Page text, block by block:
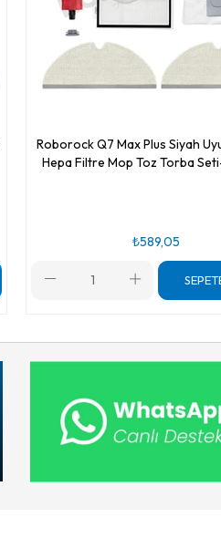
Roborock Q7 Max Plus Siyah
Hepa Filtre Mop Toz Torba
₺589,05